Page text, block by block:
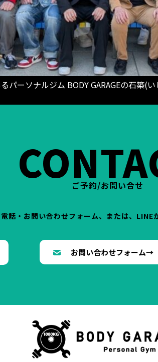
パーソナルジム BODY GARAGEの石築(
ご予約/お問い合せ
話・お問い合わせフォーム、または、LINE
お問い合わせフォーム→